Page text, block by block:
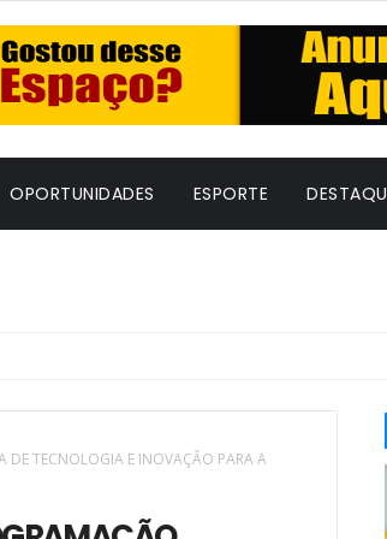
OPORTUNIDADES ESPORTE
DE TECNOLOGIA E INOVAÇÃO PARA A